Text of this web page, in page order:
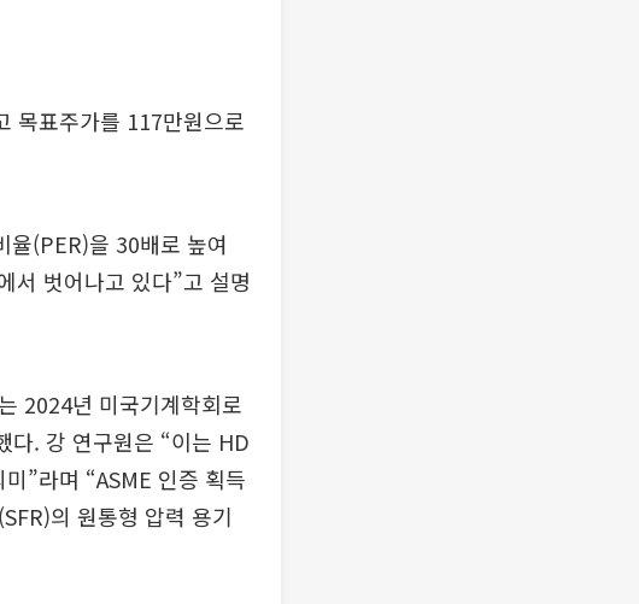
목표주가를 117만원으로
율(PER)을 30배로 높여
서 벗어나고 있다”고 설명
2024년 미국기계학회로
다. 강 연구원은 “이는 HD
”라며 “ASME 인증 획득
의 원통형 압력 용기